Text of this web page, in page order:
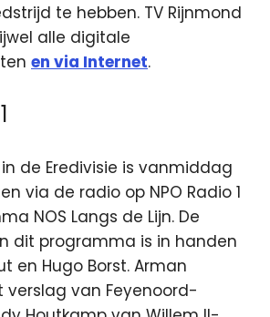
te hebben. TV Rijnmond
alle digitale
en via Internet.
de Eredivisie is vanmiddag
via de radio op NPO Radio 1
NOS Langs de Lijn. De
dit programma is in handen
en Hugo Borst. Arman
verslag van Feyenoord-